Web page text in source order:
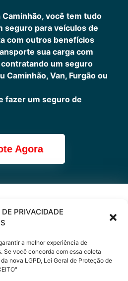
PRIVACIDADE
a melhor experiência de
Se você concorda com essa coleta
nova LGPD, Lei Geral de Proteção de
você tem tudo
seguro para veículos de
com outros benefícios
sua carga com
um seguro
Caminhão, Van, Furgão ou
fazer um seguro de
Agora
ou
via